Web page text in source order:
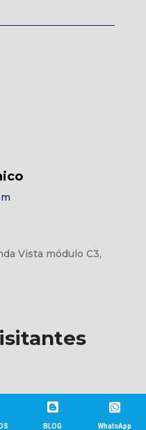
Vista módulo C3,

BLOG

WhatsApp